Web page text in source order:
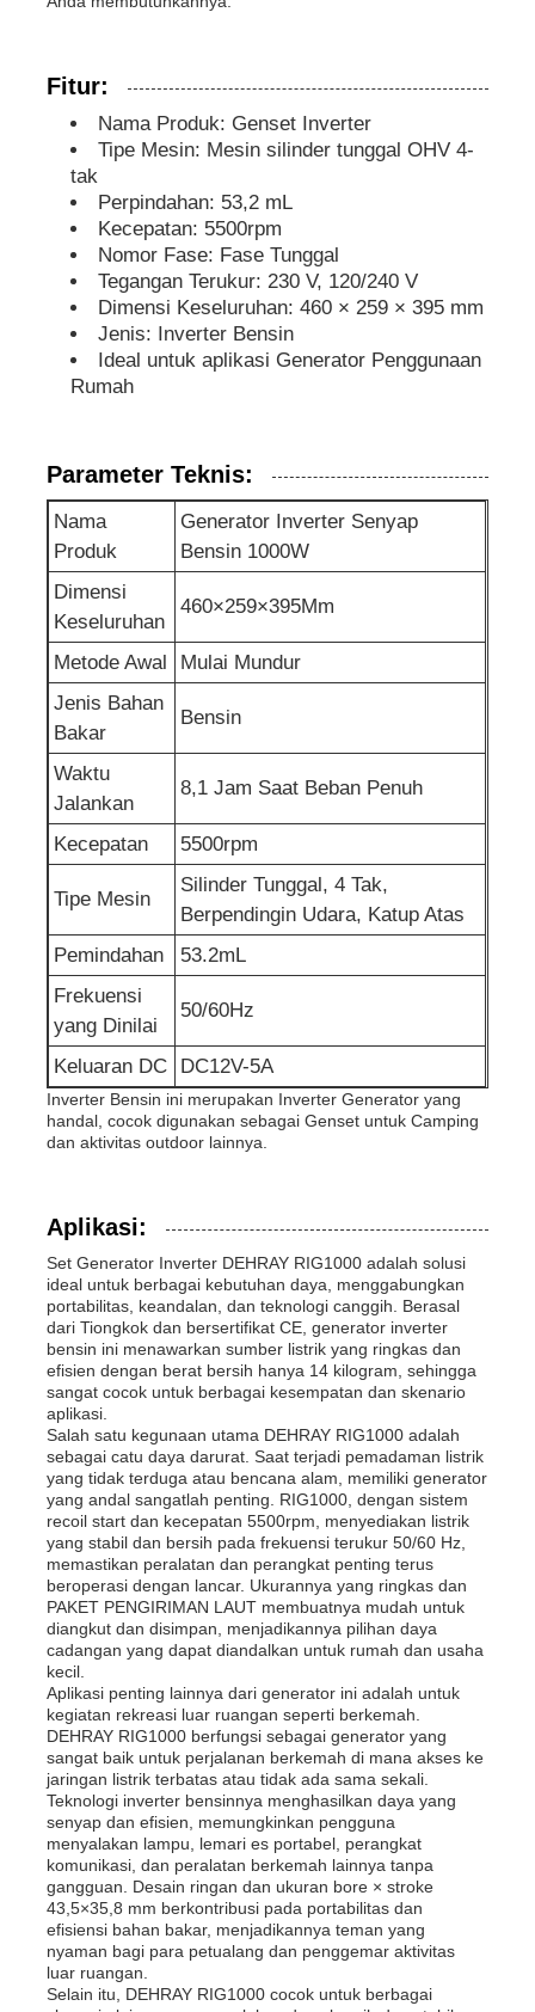
Genset Kanopi
Generator kebisingan rendah
Pemeliharaan Generator
Genset Pengelasan
mesin diesel generator
Fitur:
Nama Produk: Genset Inverter
Tipe Mesin: Mesin silinder tunggal OHV 4-
tak
Perpindahan: 53,2 mL
Kecepatan: 5500rpm
Nomor Fase: Fase Tunggal
Tegangan Terukur: 230 V, 120/240 V
Dimensi Keseluruhan: 460 × 259 × 395 mm
Jenis: Inverter Bensin
Ideal untuk aplikasi Generator Penggunaan
Rumah
Parameter Teknis:
Nama
Produk
Generator Inverter Senyap
Bensin 1000W
Dimensi
Keseluruhan
460×259×395Mm
Metode Awal
Mulai Mundur
Jenis Bahan
Bakar
Bensin
Waktu
Jalankan
8,1 Jam Saat Beban Penuh
Kecepatan 5500rpm
Tipe Mesin
Silinder Tunggal, 4 Tak,
Berpendingin Udara, Katup Atas
Pemindahan
53.2mL
Frekuensi
yang Dinilai
50/60Hz
Keluaran DC DC12V-5A
Inverter Bensin ini merupakan Inverter Generator yang
handal, cocok digunakan sebagai Genset untuk Camping
dan aktivitas outdoor lainnya.
Aplikasi:
Set Generator Inverter DEHRAY RIG1000 adalah solusi
ideal untuk berbagai kebutuhan daya, menggabungkan
portabilitas, keandalan, dan teknologi canggih. Berasal
dari Tiongkok dan bersertifikat CE, generator inverter
bensin ini menawarkan sumber listrik yang ringkas dan
efisien dengan berat bersih hanya 14 kilogram, sehingga
sangat cocok untuk berbagai kesempatan dan skenario
aplikasi.
Salah satu kegunaan utama DEHRAY RIG1000 adalah
sebagai catu daya darurat. Saat terjadi pemadaman listrik
yang tidak terduga atau bencana alam, memiliki generator
yang andal sangatlah penting. RIG1000, dengan sistem
recoil start dan kecepatan 5500rpm, menyediakan listrik
yang stabil dan bersih pada frekuensi terukur 50/60 Hz,
memastikan peralatan dan perangkat penting terus
beroperasi dengan lancar. Ukurannya yang ringkas dan
PAKET PENGIRIMAN LAUT membuatnya mudah untuk
diangkut dan disimpan, menjadikannya pilihan daya
cadangan yang dapat diandalkan untuk rumah dan usaha
kecil.
Aplikasi penting lainnya dari generator ini adalah untuk
kegiatan rekreasi luar ruangan seperti berkemah.
DEHRAY RIG1000 berfungsi sebagai generator yang
sangat baik untuk perjalanan berkemah di mana akses ke
jaringan listrik terbatas atau tidak ada sama sekali.
Teknologi inverter bensinnya menghasilkan daya yang
senyap dan efisien, memungkinkan pengguna
menyalakan lampu, lemari es portabel, perangkat
komunikasi, dan peralatan berkemah lainnya tanpa
gangguan. Desain ringan dan ukuran bore × stroke
43,5×35,8 mm berkontribusi pada portabilitas dan
efisiensi bahan bakar, menjadikannya teman yang
nyaman bagi para petualang dan penggemar aktivitas
luar ruangan.
Selain itu, DEHRAY RIG1000 cocok untuk berbagai